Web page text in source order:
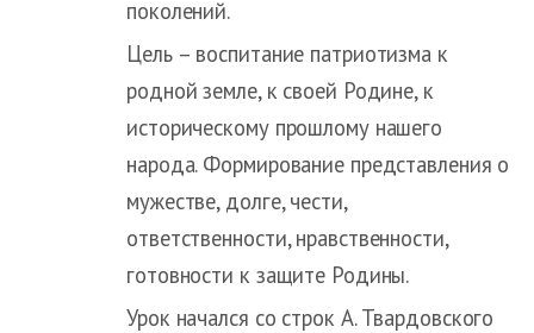
поколений.
Цель – воспитание патриотизма к
родной земле, к своей Родине, к
историческому прошлому нашего
народа. Формирование представления о
мужестве, долге, чести,
ответственности, нравственности,
готовности к защите Родины.
Урок начался со строк А. Твардовского